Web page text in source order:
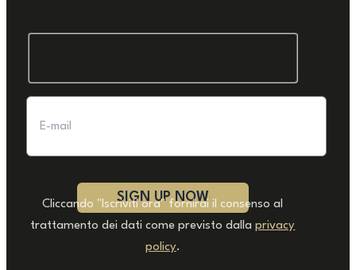
Cliccando "Iscriviti ora" fornirai il consenso al
trattamento dei dati come previsto dallaprivacy
policy.